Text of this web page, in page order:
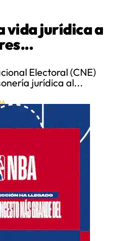
vida jurídica a
Electoral (CNE)
jurídica al...